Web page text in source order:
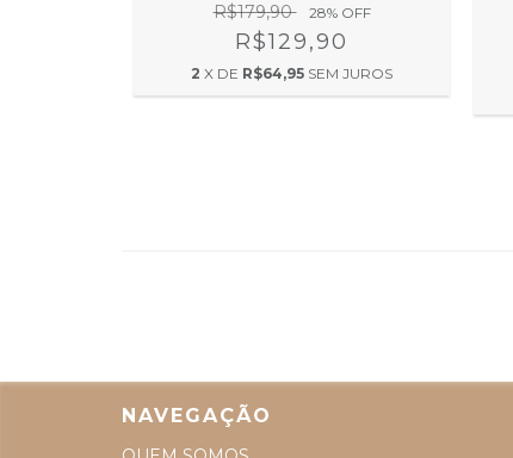
R$179,90 28% OFF
R$129,90
2 X DE R$64,95 SEM JUROS
NAVEGAÇÃO